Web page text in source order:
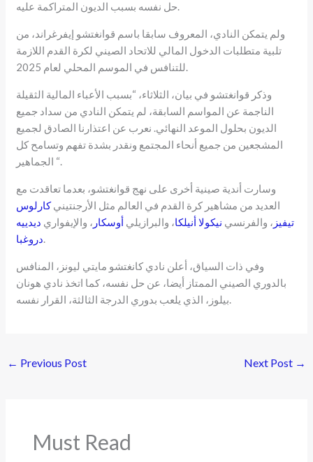
ولم يتمكن النادي، المعروف سابقا باسم قوانغتشو إيفرغراند، من
تلبية متطلبات الدخول المالي للاتحاد الصيني لكرة القدم اللازمة
وذكر قوانغتشو في بيان، الثلاثاء، “بسبب الأعباء المالية الثقيلة
الناجمة عن المواسم السابقة، لم يتمكن النادي من سداد جميع
الديون بحلول الموعد النهائي. نعرب عن اعتذارنا الصادق لجميع
المشجعين من جميع أنحاء المجتمع ونقدر بشدة تفهم وتسامح كل
الجماهير “.
وسارت أندية صينية أخرى على نهج قوانغتشو، بعدما تعاقدت مع
العديد من مشاهير كرة القدم في العالم مثل الأرجنتينيكارلوس
تيفيز ، والفرنسي نيكولا أنيلكا، والبرازيلي أوسكار ، والإيفواري ديدييه
دروغبا
وفي ذات السياق، أعلن نادي كانغتشو مايتي ليونز، المنافس
بالدوري الصيني الممتاز أيضا، عن حل نفسه، كما اتخذ نادي هونان
← Previous Post Next Post →
Must Read